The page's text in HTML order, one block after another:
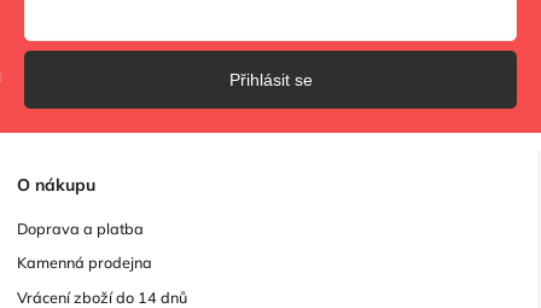
O nákupu
Doprava a platba
Kamenná prodejna
Vrácení zboží do 14 dnů
Přihlásit se